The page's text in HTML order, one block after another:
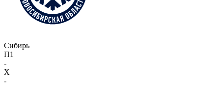
Сибирь
П1
-
X
-